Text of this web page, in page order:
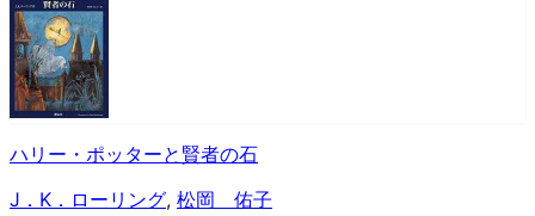
ハリー・ポッターと賢者の石
J．K．ローリング, 松岡 佑子